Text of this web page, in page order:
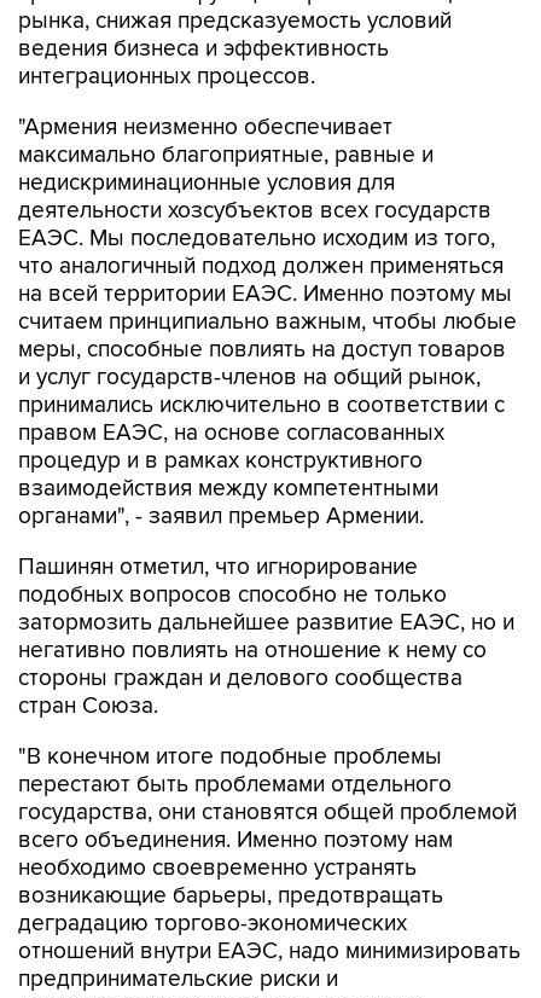
рынка, снижая предсказуемость условий
ведения бизнеса и эффективность
интеграционных процессов.
"Армения неизменно обеспечивает
максимально благоприятные, равные и
недискриминационные условия для
деятельности хозсубъектов всех государств
ЕАЭС. Мы последовательно исходим из того,
что аналогичный подход должен применяться
на всей территории ЕАЭС. Именно поэтому мы
считаем принципиально важным, чтобы любые
меры, способные повлиять на доступ товаров
и услуг государств-членов на общий рынок,
принимались исключительно в соответствии с
правом ЕАЭС, на основе согласованных
процедур и в рамках конструктивного
взаимодействия между компетентными
органами", - заявил премьер Армении.
Пашинян отметил, что игнорирование
подобных вопросов способно не только
затормозить дальнейшее развитие ЕАЭС, но и
негативно повлиять на отношение к нему со
стороны граждан и делового сообщества
стран Союза.
"В конечном итоге подобные проблемы
перестают быть проблемами отдельного
государства, они становятся общей проблемой
всего объединения. Именно поэтому нам
необходимо своевременно устранять
возникающие барьеры, предотвращать
деградацию торгово-экономических
отношений внутри ЕАЭС, надо минимизировать
предпринимательские риски и